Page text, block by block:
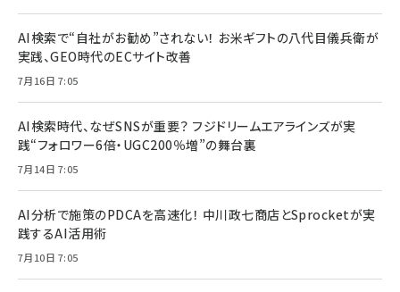
AI検索で“自社がお勧め”されない！ お米ギフトの八代目儀兵衛が
実践、GEO時代のECサイト改善
7月16日 7:05
AI検索時代、なぜSNSが重要？ フジドリームエアラインズが実
践“フォロワー6倍・UGC200％増”の舞台裏
7月14日 7:05
AI分析で施策のPDCAを高速化！ 中川政七商店とSprocketが実
践するAI活用術
7月10日 7:05